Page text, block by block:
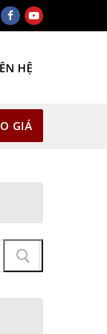
HỆ
GIÁ